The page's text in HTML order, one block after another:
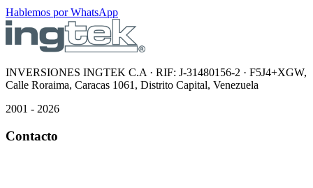
Hablemos por WhatsApp
INVERSIONES INGTEK C.A · RIF: J-31480156-2 · F5J4+XGW,
Calle Roraima, Caracas 1061, Distrito Capital, Venezuela
2001 - 2026
Contacto